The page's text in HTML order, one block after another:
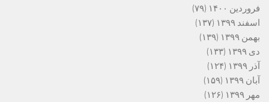
فروردین ۱۴۰۰
(۷۹)
اسفند ۱۳۹۹
(۱۳۷)
بهمن ۱۳۹۹
(۱۳۹)
دی ۱۳۹۹
(۱۳۳)
آذر ۱۳۹۹
(۱۲۴)
آبان ۱۳۹۹
(۱۵۹)
مهر ۱۳۹۹
(۱۲۶)